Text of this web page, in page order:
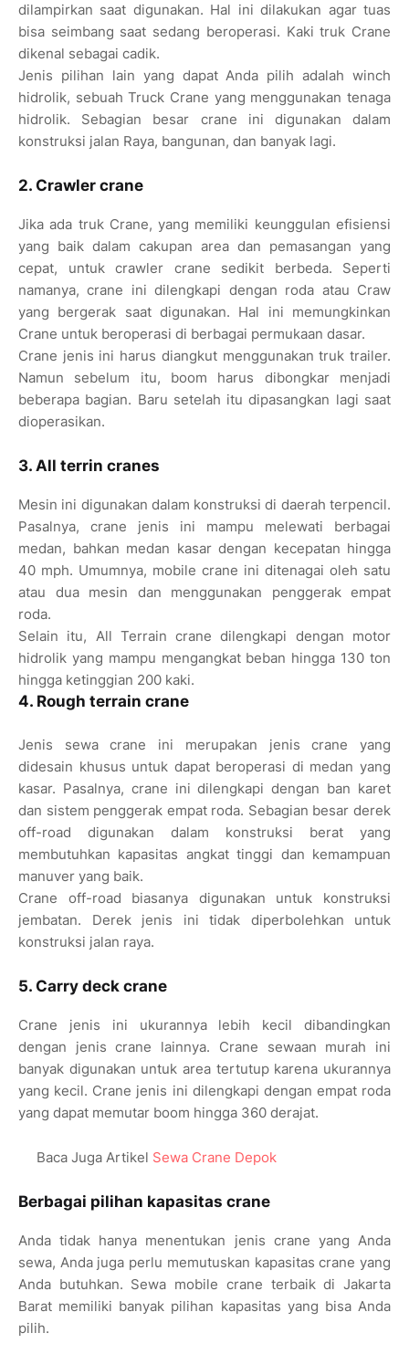
dilampirkan saat digunakan. Hal ini dilakukan agar tuas
bisa seimbang saat sedang beroperasi. Kaki truk Crane
dikenal sebagai cadik.
Jenis pilihan lain yang dapat Anda pilih adalah winch
hidrolik, sebuah Truck Crane yang menggunakan tenaga
hidrolik. Sebagian besar crane ini digunakan dalam
konstruksi jalan Raya, bangunan, dan banyak lagi.
2. Crawler crane
Jika ada truk Crane, yang memiliki keunggulan efisiensi
yang baik dalam cakupan area dan pemasangan yang
cepat, untuk crawler crane sedikit berbeda. Seperti
namanya, crane ini dilengkapi dengan roda atau Craw
yang bergerak saat digunakan. Hal ini memungkinkan
Crane untuk beroperasi di berbagai permukaan dasar.
Crane jenis ini harus diangkut menggunakan truk trailer.
Namun sebelum itu, boom harus dibongkar menjadi
beberapa bagian. Baru setelah itu dipasangkan lagi saat
dioperasikan.
3. All terrin cranes
Mesin ini digunakan dalam konstruksi di daerah terpencil.
Pasalnya, crane jenis ini mampu melewati berbagai
medan, bahkan medan kasar dengan kecepatan hingga
40 mph. Umumnya, mobile crane ini ditenagai oleh satu
atau dua mesin dan menggunakan penggerak empat
roda.
Selain itu, All Terrain crane dilengkapi dengan motor
hidrolik yang mampu mengangkat beban hingga 130 ton
hingga ketinggian 200 kaki.
4. Rough terrain crane
Jenis sewa crane ini merupakan jenis crane yang
didesain khusus untuk dapat beroperasi di medan yang
kasar. Pasalnya, crane ini dilengkapi dengan ban karet
dan sistem penggerak empat roda. Sebagian besar derek
off-road digunakan dalam konstruksi berat yang
membutuhkan kapasitas angkat tinggi dan kemampuan
manuver yang baik.
Crane off-road biasanya digunakan untuk konstruksi
jembatan. Derek jenis ini tidak diperbolehkan untuk
konstruksi jalan raya.
5. Carry deck crane
Crane jenis ini ukurannya lebih kecil dibandingkan
dengan jenis crane lainnya. Crane sewaan murah ini
banyak digunakan untuk area tertutup karena ukurannya
yang kecil. Crane jenis ini dilengkapi dengan empat roda
yang dapat memutar boom hingga 360 derajat.
Baca Juga Artikel Sewa Crane Depok
Berbagai pilihan kapasitas crane
Anda tidak hanya menentukan jenis crane yang Anda
sewa, Anda juga perlu memutuskan kapasitas crane yang
Anda butuhkan. Sewa mobile crane terbaik di Jakarta
Barat memiliki banyak pilihan kapasitas yang bisa Anda
pilih.